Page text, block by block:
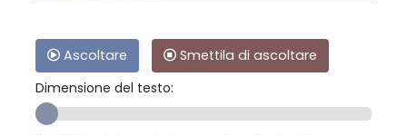
Ascoltare
Smettila di ascoltare
Dimensione del testo: